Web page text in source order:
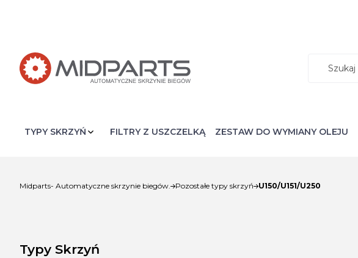
FILTRY Z USZCZELKĄ ZESTAW DO WYMIANY OLEJU
Midparts- Automatyczne skrzynie biegów. Pozostałe typy skrzyń U150/U151/U250
Typy Skrzyń